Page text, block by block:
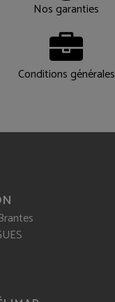
Nos garanties
Conditions générales